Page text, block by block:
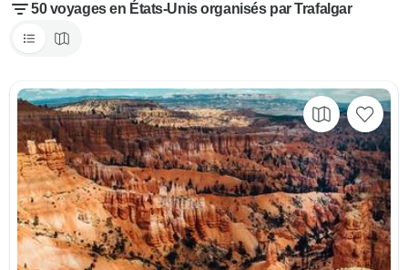
50 voyages en États-Unis organisés par Trafalgar